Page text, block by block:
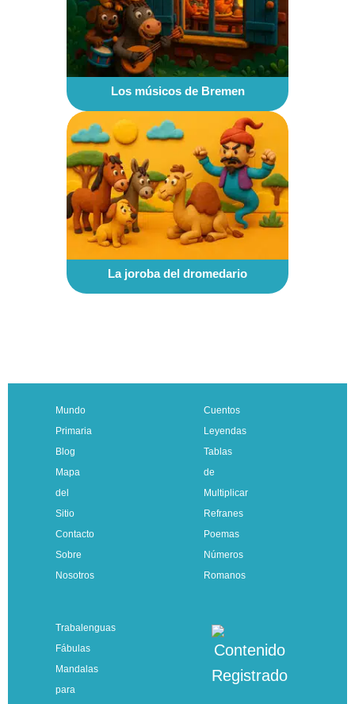
Los músicos de Bremen
La joroba del dromedario
Mundo
Primaria
Blog
Mapa
del
Sitio
Contacto
Sobre
Nosotros
Cuentos
Leyendas
Tablas
de
Multiplicar
Refranes
Poemas
Números
Romanos
Trabalenguas
Fábulas
Mandalas
para